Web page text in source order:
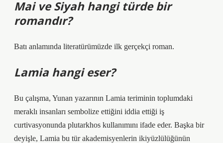
Mai ve Siyah hangi türde bir
romandır?
Batı anlamında literatürümüzde ilk gerçekçi roman.
Lamia hangi eser?
Bu çalışma, Yunan yazarının Lamia teriminin toplumdaki
meraklı insanları sembolize ettiğini iddia ettiği iş
curtivasyonunda plutarkhos kullanımını ifade eder. Başka bir
deyişle, Lamia bu tür akademisyenlerin ikiyüzlülüğünün